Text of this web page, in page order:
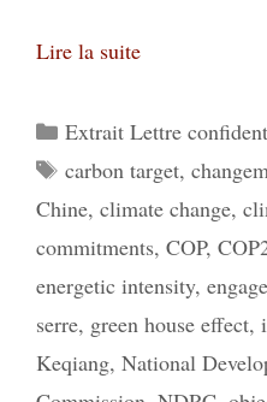
Lire la suite
Catégories
Extrait Lettre
Étiquettes
carbon target,
Chine, climate change,
commitments, COP,
energetic intensity,
serre, green house effect,
Keqiang, National